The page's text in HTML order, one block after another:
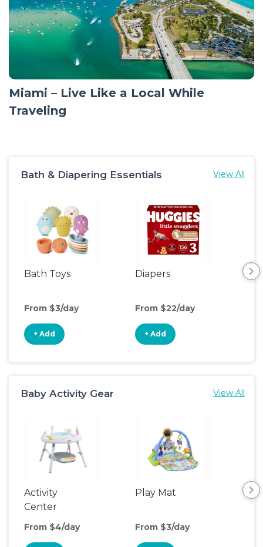
Miami – Live Like a Local While
Traveling
Bath & Diapering Essentials View All
Bath Toys
From $3/day
+ Add
Diapers
From $22/day
+ Add
Baby Activity Gear View All
Activity
Center
From $4/day
Play Mat
From $3/day